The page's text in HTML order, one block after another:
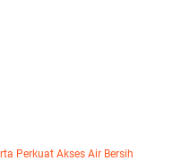
Perkuat Akses Air Bersih